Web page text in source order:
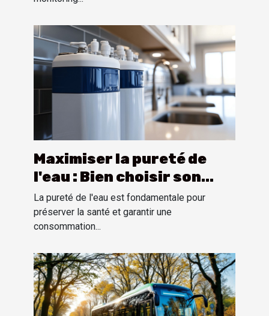
Maximiser la pureté de
l'eau : Bien choisir son
système d'osmose inverse
La pureté de l'eau est fondamentale pour
préserver la santé et garantir une
consommation...